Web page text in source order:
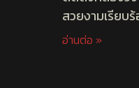
สวยงามเรียบ
อ่านต่อ »